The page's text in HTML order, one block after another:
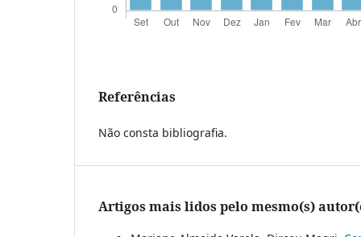
Referências
Não consta bibliografia.
Artigos mais lidos pelo mesmo(s)